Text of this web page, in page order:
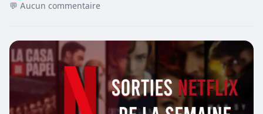
💬 Aucun commentaire